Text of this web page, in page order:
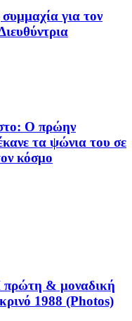
για τον
Ο πρώην
τα ψώνια του σε
κόσμο
& μοναδική
1988 (Photos)